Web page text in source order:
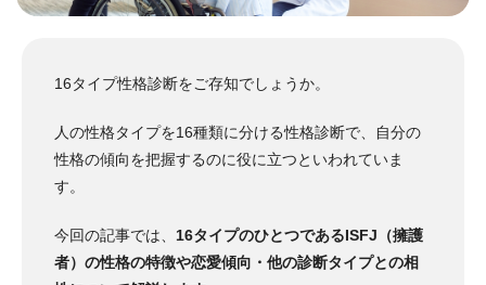
16タイプ性格診断をご存知でしょうか。
人の性格タイプを16種類に分ける性格診断で、自分の
性格の傾向を把握するのに役に立つといわれていま
す。
今回の記事では、 16タイプのひとつであるISFJ（擁護
者）の性格の特徴や恋愛傾向・他の診断タイプとの相